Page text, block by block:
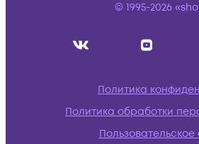
© 1995-2026
Политика
Политика обработки